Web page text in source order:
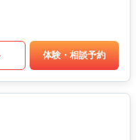
体験・相談予約